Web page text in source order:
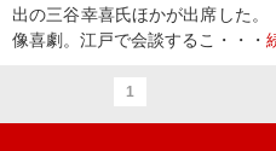
出の三谷幸喜氏ほかが出席した
像喜劇。江戸で会談するこ・・・
1